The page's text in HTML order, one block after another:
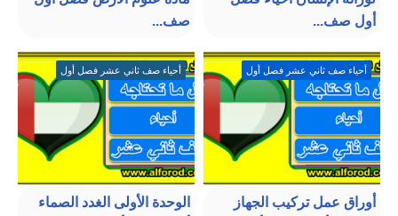
أول صف...
صف...
أحياء صف ثاني عشر فصل أول
أوراق عمل تركيب الجهاز
أحياء صف ثاني عشر فصل أول
الوحدة الأولى الغدد الصماء